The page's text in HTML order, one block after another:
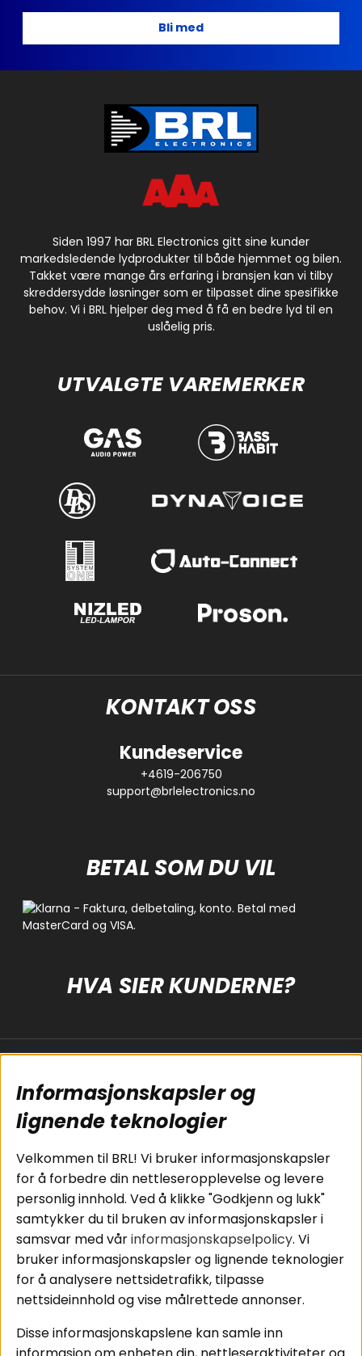
Bli med
Siden 1997 har BRL Electronics gitt sine kunder
markedsledende lydprodukter til både hjemmet og bilen.
Takket være mange års erfaring i bransjen kan vi tilby
skreddersydde løsninger som er tilpasset dine spesifikke
behov. Vi i BRL hjelper deg med å få en bedre lyd til en
uslåelig pris.
UTVALGTE VAREMERKER
KONTAKT OSS
Kundeservice
+4619-206750
support@brlelectronics.no
BETAL SOM DU VIL
HVA SIER KUNDERNE?
Koblingsguide for
subwoofers
Tilkobling av
bilforsterker
Koblingsguide for
midbasser
Butikker
Våre ambassadører
- Team BRL
Cookies
Kjøpsvilkår
Personvernpolicy
Service / Garanti /
Retur
Billyd
Instagram
Informasjonskapsler og
lignende teknologier
Velkommen til BRL! Vi bruker informasjonskapsler
for å forbedre din nettleseropplevelse og levere
personlig innhold. Ved å klikke "Godkjenn og lukk"
samtykker du til bruken av informasjonskapsler i
samsvar med vårinformasjonskapselpolicy. Vi
bruker informasjonskapsler og lignende teknologier
for å analysere nettsidetrafikk, tilpasse
nettsideinnhold og vise målrettede annonser.
Disse informasjonskapslene kan samle inn